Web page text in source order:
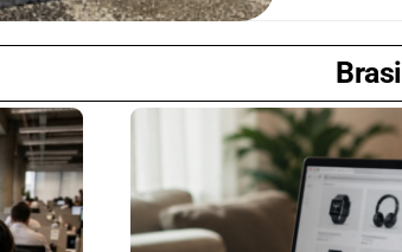
Brasil